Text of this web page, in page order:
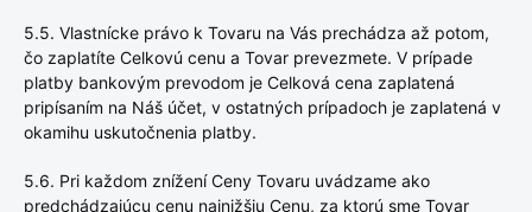
5.5. Vlastnícke právo k Tovaru na Vás prechádza až potom,
čo zaplatíte Celkovú cenu a Tovar prevezmete. V prípade
platby bankovým prevodom je Celková cena zaplatená
pripísaním na Náš účet, v ostatných prípadoch je zaplatená v
okamihu uskutočnenia platby.
5.6. Pri každom znížení Ceny Tovaru uvádzame ako
predchádzajúcu cenu najnižšiu Cenu, za ktorú sme Tovar